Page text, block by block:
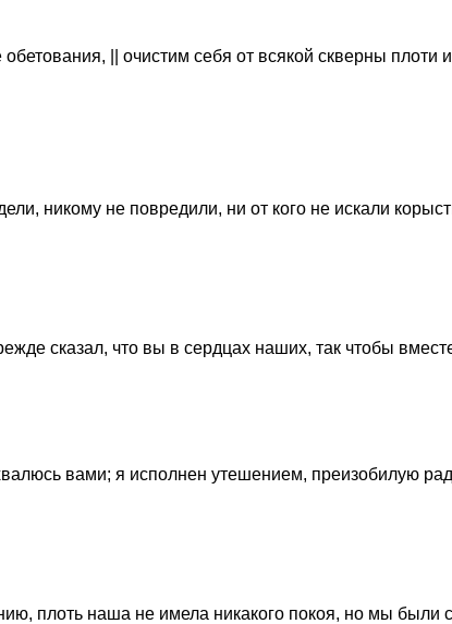
|| очистим себя от всякой скверны плоти
никому не повредили, ни от кого не искали
сказал, что вы в сердцах наших, так чтобы
вами; я исполнен утешением, преизобилую
плоть наша не имела никакого покоя, но мы были